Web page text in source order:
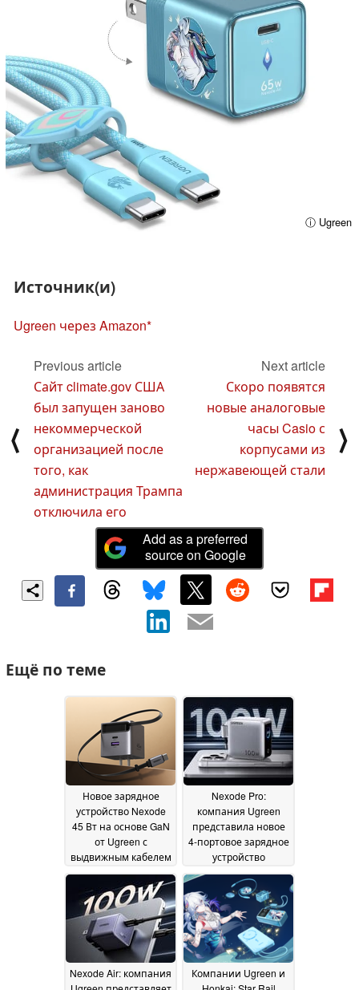
ⓘ Ugreen
Источник(и)
Ugreen через Amazon
⟨
Previous article
Сайт climate.gov США
был запущен заново
некоммерческой
организацией после
того, как
администрация Трампа
отключила его
Next article
Скоро появятся
новые аналоговые
часы Casio с
корпусами из
нержавеющей стали
⟩
Add as a preferred
source on Google
Ещё по теме
Новое зарядное
устройство Nexode
45 Вт на основе GaN
от Ugreen с
выдвижным кабелем
теперь доступно в
Costco08 July 2026
Nexode Pro:
компания Ugreen
представила новое
4-портовое зарядное
устройство
мощностью 100 Вт с
интеллектуальным
дисплеем 02 July 2026
Nexode Air: компания
Компании Ugreen и